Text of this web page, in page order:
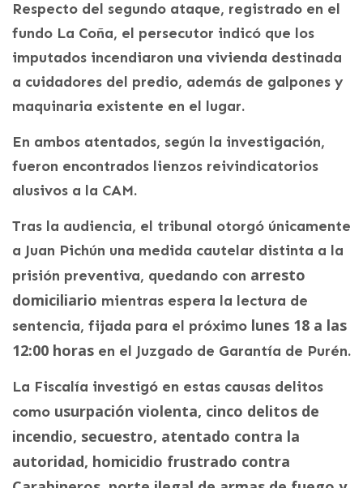
Respecto del segundo ataque, registrado en el
fundo La Coña, el persecutor indicó que los
imputados incendiaron una vivienda destinada
a cuidadores del predio, además de galpones y
maquinaria existente en el lugar.
En ambos atentados, según la investigación,
fueron encontrados lienzos reivindicatorios
alusivos a la CAM.
Tras la audiencia, el tribunal otorgó únicamente
a Juan Pichún una medida cautelar distinta a la
prisión preventiva, quedando con arresto
domiciliario mientras espera la lectura de
sentencia, fijada para el próximo lunes 18 a las
12:00 horas en el Juzgado de Garantía de Purén.
La Fiscalía investigó en estas causas delitos
como usurpación violenta, cinco delitos de
incendio, secuestro, atentado contra la
autoridad, homicidio frustrado contra